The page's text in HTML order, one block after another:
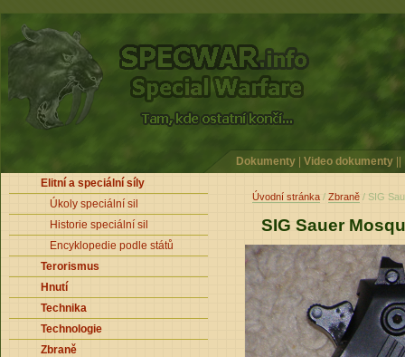
Dokumenty Video dokumenty
Elitní a speciální síly
Úkoly speciální sil
Historie speciální sil
Encyklopedie podle států
Terorismus
Hnutí
Technika
Technologie
Zbraně
Úvodní stránka / Zbraně / SIG
SIG Sauer